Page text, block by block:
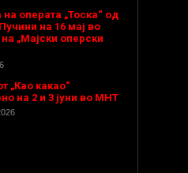
операта „Тоска“ од
на 16 мај во
„Мајски оперски
„Као какао“
на 2 и 3 јуни во МНТ